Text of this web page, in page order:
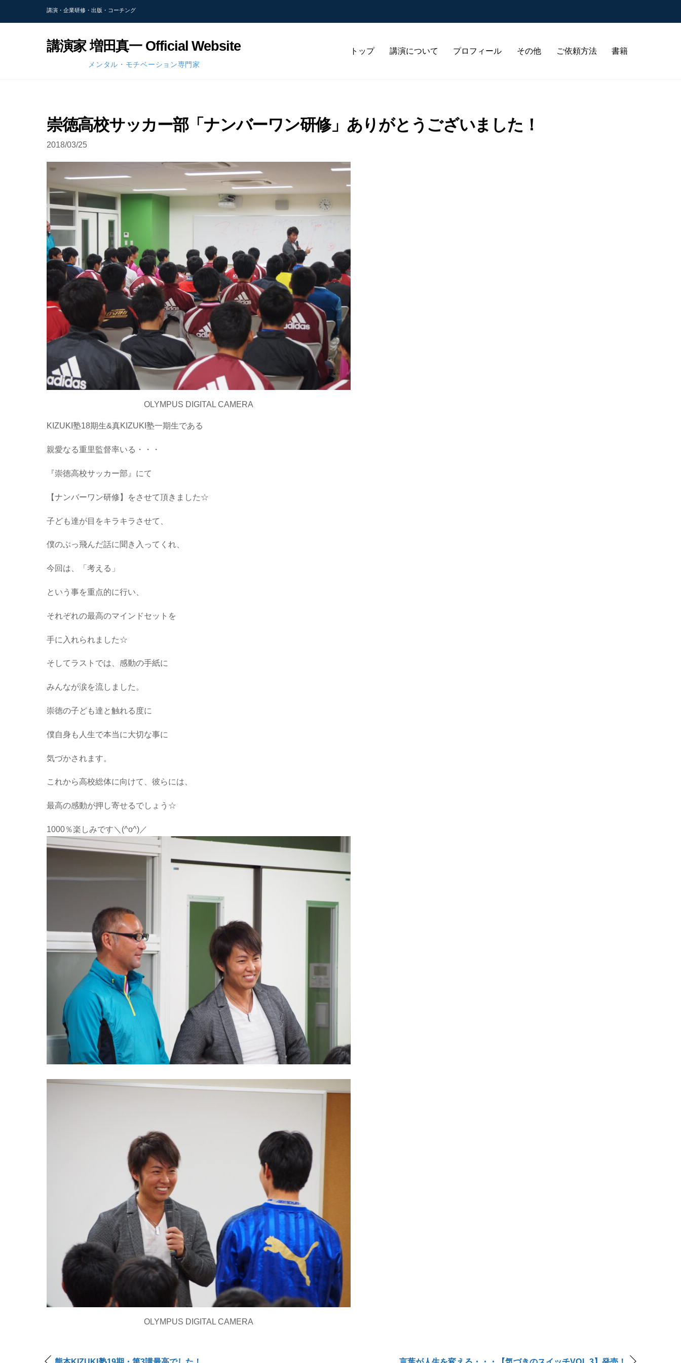
講演・企業研修・出版・コーチング
講演家 増田真一 Official Website
メンタル・モチベーション専門家
トップ 講演について プロフィール その他 ご依頼方法 書籍
崇徳高校サッカー部「ナンバーワン研修」ありがとうございました！
2018/03/25
OLYMPUS DIGITAL CAMERA
KIZUKI塾18期生&真KIZUKI塾一期生である
親愛なる重里監督率いる・・・
『崇徳高校サッカー部』にて
【ナンバーワン研修】をさせて頂きました☆
子ども達が目をキラキラさせて、
僕のぶっ飛んだ話に聞き入ってくれ、
今回は、「考える」
という事を重点的に行い、
それぞれの最高のマインドセットを
手に入れられました☆
そしてラストでは、感動の手紙に
みんなが涙を流しました。
崇徳の子ども達と触れる度に
僕自身も人生で本当に大切な事に
気づかされます。
これから高校総体に向けて、彼らには、
最高の感動が押し寄せるでしょう☆
1000％楽しみです＼(^o^)／
OLYMPUS DIGITAL CAMERA